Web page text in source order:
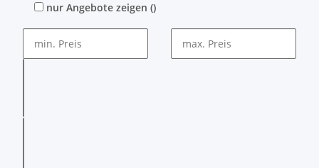
nur Angebote zeigen ()